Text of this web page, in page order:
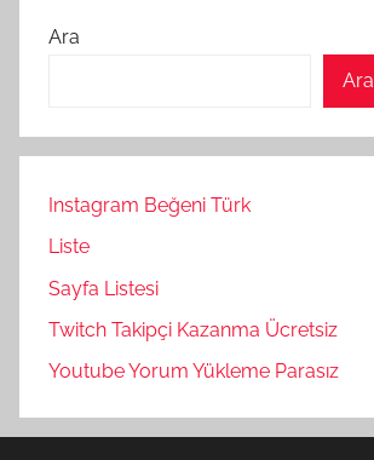
Ara
Ara
Instagram Beğeni Türk
Liste
Sayfa Listesi
Twitch Takipçi Kazanma Ücretsiz
Youtube Yorum Yükleme Parasız